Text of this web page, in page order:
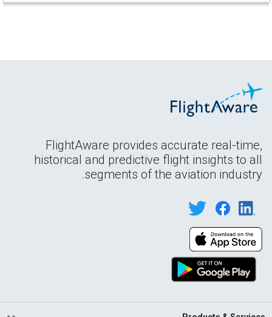
FlightAware provides accurate real-time,
historical and predictive flight insights to all
segments of the aviation industry.